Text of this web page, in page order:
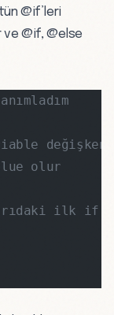
@if’leri
ve @if, @else
olur
ilk if